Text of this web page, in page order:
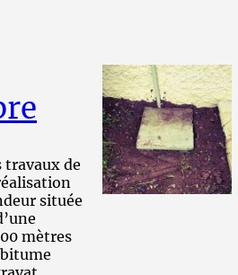
travaux de
située
mètres